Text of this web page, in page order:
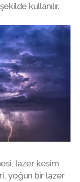
kullanılır.
lazer kesim
yoğun bir lazer